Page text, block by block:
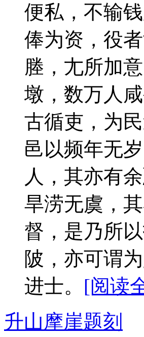
便私，不输
俸为资，役
塍，尢所加
墩，数万人
古循吏，为
邑以频年无
人，其亦有
旱涝无虞，
督，是乃所
陂，亦可谓
进士。 [阅读
升山摩崖题刻